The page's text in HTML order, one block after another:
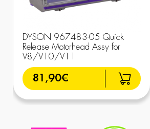
DYSON 967483-05 Quick
Release Motorhead Assy for
V8/V10/V11
81,90€